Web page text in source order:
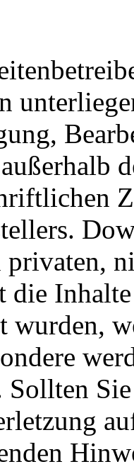
die
wurden,
Sollten